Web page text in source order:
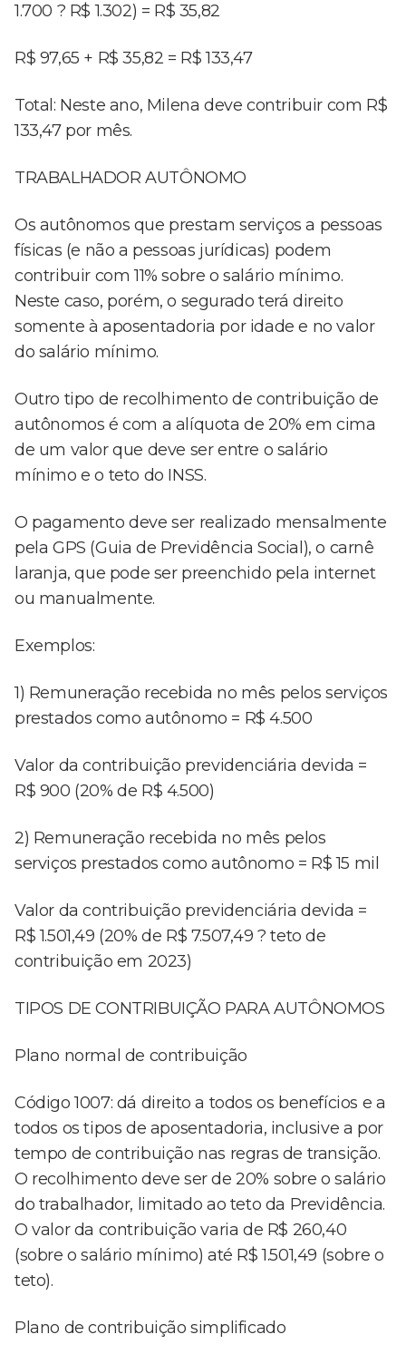
1.700 ? R$ 1.302) = R$ 35,82
R$ 97,65 + R$ 35,82 = R$ 133,47
Total: Neste ano, Milena deve contribuir com R$
133,47 por mês.
TRABALHADOR AUTÔNOMO
Os autônomos que prestam serviços a pessoas
físicas (e não a pessoas jurídicas) podem
contribuir com 11% sobre o salário mínimo.
Neste caso, porém, o segurado terá direito
somente à aposentadoria por idade e no valor
do salário mínimo.
Outro tipo de recolhimento de contribuição de
autônomos é com a alíquota de 20% em cima
de um valor que deve ser entre o salário
mínimo e o teto do INSS.
O pagamento deve ser realizado mensalmente
pela GPS (Guia de Previdência Social), o carnê
laranja, que pode ser preenchido pela internet
ou manualmente.
Exemplos:
1) Remuneração recebida no mês pelos serviços
prestados como autônomo = R$ 4.500
Valor da contribuição previdenciária devida =
R$ 900 (20% de R$ 4.500)
2) Remuneração recebida no mês pelos
serviços prestados como autônomo = R$ 15 mil
Valor da contribuição previdenciária devida =
R$ 1.501,49 (20% de R$ 7.507,49 ? teto de
contribuição em 2023)
TIPOS DE CONTRIBUIÇÃO PARA AUTÔNOMOS
Plano normal de contribuição
Código 1007: dá direito a todos os benefícios e a
todos os tipos de aposentadoria, inclusive a por
tempo de contribuição nas regras de transição.
O recolhimento deve ser de 20% sobre o salário
do trabalhador, limitado ao teto da Previdência.
O valor da contribuição varia de R$ 260,40
(sobre o salário mínimo) até R$ 1.501,49 (sobre o
teto).
Plano de contribuição simplificado